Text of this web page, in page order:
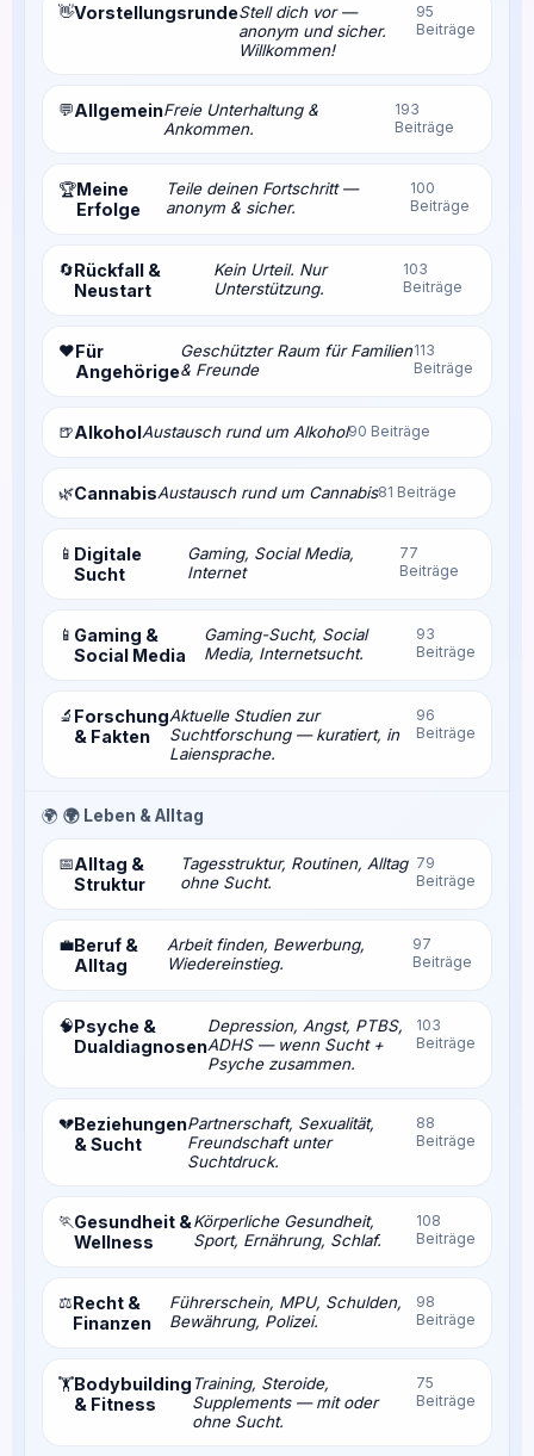
👋VorstellungsrundeStell dich vor —
anonym und sicher.
Willkommen!
95
Beiträge
💬AllgemeinFreie Unterhaltung &
Ankommen.
193
Beiträge
🏆Meine
Erfolge
Teile deinen Fortschritt —
anonym & sicher.
100
Beiträge
🔄Rückfall &
Neustart
Kein Urteil. Nur
Unterstützung.
103
Beiträge
❤️Für
Angehörige
Geschützter Raum für Familien
& Freunde
113
Beiträge
🍺AlkoholAustausch rund um Alkohol90 Beiträge
🌿CannabisAustausch rund um Cannabis81 Beiträge
📱 Digitale
Sucht
Gaming, Social Media,
Internet
77
Beiträge
📱 Gaming &
Social Media
Gaming-Sucht, Social
Media, Internetsucht.
93
Beiträge
🔬 Forschung
& Fakten
Aktuelle Studien zur
Suchtforschung — kuratiert, in
Laiensprache.
96
Beiträge
🌍 🌍 Leben & Alltag
📅Alltag &
Struktur
Tagesstruktur, Routinen, Alltag
ohne Sucht.
79
Beiträge
💼Beruf &
Alltag
Arbeit finden, Bewerbung,
Wiedereinstieg.
97
Beiträge
🧠Psyche &
Dualdiagnosen
Depression, Angst, PTBS,
ADHS — wenn Sucht +
Psyche zusammen.
103
Beiträge
💔Beziehungen
& Sucht
Partnerschaft, Sexualität,
Freundschaft unter
Suchtdruck.
88
Beiträge
🏃Gesundheit &
Wellness
Körperliche Gesundheit,
Sport, Ernährung, Schlaf.
108
Beiträge
⚖️Recht &
Finanzen
Führerschein, MPU, Schulden,
Bewährung, Polizei.
98
Beiträge
🏋️Bodybuilding
& Fitness
Training, Steroide,
Supplements — mit oder
ohne Sucht.
75
Beiträge